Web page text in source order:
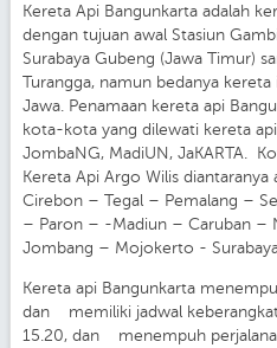
Kereta Api Bangunkarta adalah
dengan tujuan awal Stasiun
Surabaya Gubeng (Jawa Timur)
Turangga, namun bedanya
Jawa. Penamaan kereta api
kota-kota yang dilewati kereta
JombaNG, MadiUN, JaKARTA.
Kereta Api Argo Wilis diantaranya
Cirebon – Tegal – Pemalang –
– Paron – -Madiun – Caruban –
Jombang – Mojokerto - Surabaya
Kereta api Bangunkarta
dan memiliki jadwal
15.20, dan menempuh